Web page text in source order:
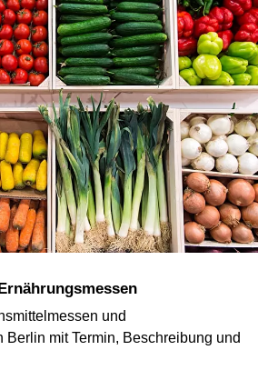
und
Berlin mit Termin, Beschreibung und